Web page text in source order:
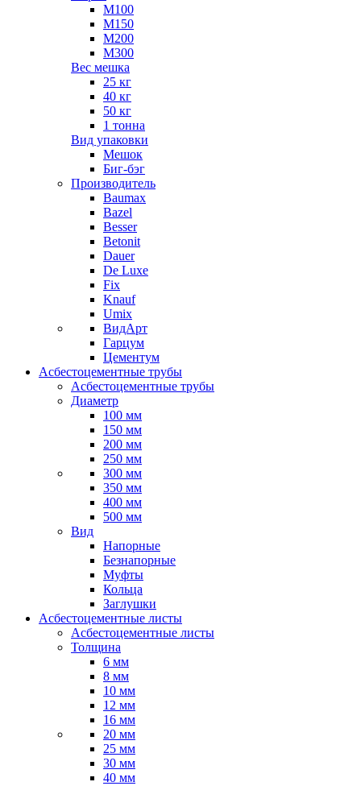
М100
М150
М200
М300
Вес мешка
25 кг
40 кг
50 кг
1 тонна
Вид упаковки
Мешок
Биг-бэг
Производитель
Baumax
Bazel
Besser
Betonit
Dauer
De Luxe
Fix
Knauf
Umix
ВидАрт
Гарцум
Цементум
Асбестоцементные трубы
Асбестоцементные трубы
Диаметр
100 мм
150 мм
200 мм
250 мм
300 мм
350 мм
400 мм
500 мм
Вид
Напорные
Безнапорные
Муфты
Кольца
Заглушки
Асбестоцементные листы
Асбестоцементные листы
Толщина
6 мм
8 мм
10 мм
12 мм
16 мм
20 мм
25 мм
30 мм
40 мм